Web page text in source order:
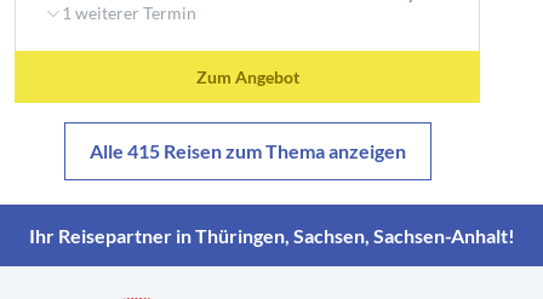
08371 A4, Abf. Glauchau-Ost, Total-Tankstelle,
Waldenburger Straße
kostenlos
Zustieg:
1 weiterer Termin
Zum Angebot
Alle 415 Reisen zum Thema anzeigen
Ihr Reisepartner in Thüringen, Sachsen, Sachsen-Anhalt!